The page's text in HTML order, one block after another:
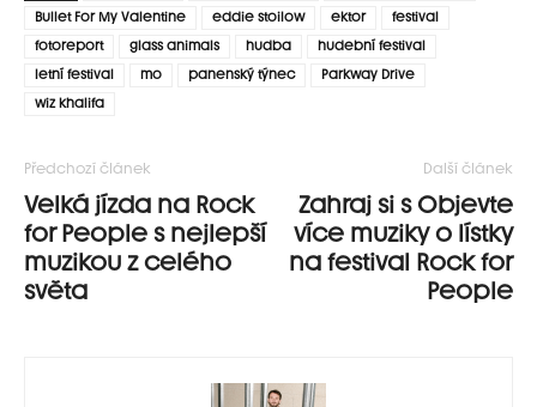
Bullet For My Valentine
eddie stoilow ektor
festival
fotoreport
glass animals hudba
hudební festival
letní festival
mo panenský týnec
Parkway Drive
wiz khalifa
Předchozí článek
Velká jízda na Rock
for People s nejlepší
muzikou z celého
světa
Další článek
Zahraj si s Objevte
více muziky o lístky
na festival Rock for
People